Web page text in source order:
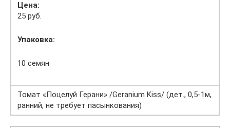
Цена:
25 руб.
Упаковка:
10 семян
Томат «Поцелуй Герани» /Geranium Kiss/ (дет., 0,5-1м,
ранний, не требует пасынкования)